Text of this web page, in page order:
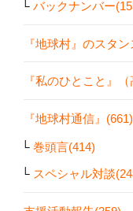
バックナンバー
『地球村』のスタ
『私のひとこと』
『地球村通信』(661)
巻頭言(414)
スペシャル対談